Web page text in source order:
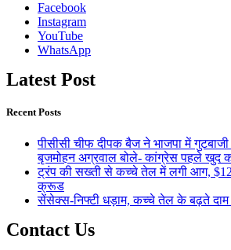
Facebook
Instagram
YouTube
WhatsApp
Latest Post
Recent Posts
पीसीसी चीफ दीपक बैज ने भाजपा में
बृजमोहन अग्रवाल बोले- कांग्रेस पहले खुद
ट्रंप की सख्ती से कच्चे तेल में लगी आग,
क्रूड
सेंसेक्स-निफ्टी धड़ाम, कच्चे तेल के बढ़ते दाम
Contact Us